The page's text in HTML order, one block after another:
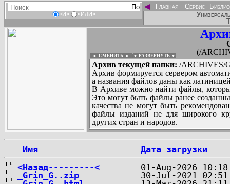
«И» «ИЛИ»
◄- Главная - Сервис-
(/
◄ СМЕНИТЬ ► ▼ РАЗВЕРНУТЬ ▼
Архив текущей папки: /ARCHIVES/
Архив формируется сервером
а названия файлов даны как
В Архиве можно найти файлы,
Это могут быть файлы ранее
качества не могут быть
файлы изданий не для широкого
других стран и народов.
Имя
Дата загрузки
<Назад---------<
_Grin_G..zip